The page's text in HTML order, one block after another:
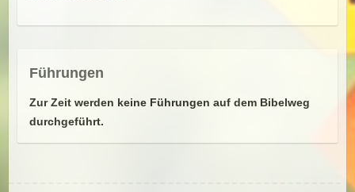
Führungen
Zur Zeit werden keine Führungen auf dem Bibelweg
durchgeführt.